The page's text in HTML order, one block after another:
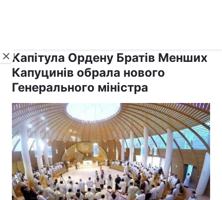
Капітула Ордену Братів Менших
Капуцинів обрала нового
Генерального міністра